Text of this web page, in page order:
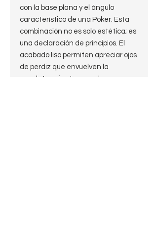
con la base plana y el ángulo
característico de una Poker. Esta
combinación no es solo estética; es
una declaración de principios. El
acabado liso permiten apreciar ojos
de perdiz que envuelven la
cazoleta, mientras que la